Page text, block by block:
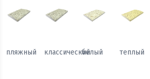
пляжный классическийбелый теплый